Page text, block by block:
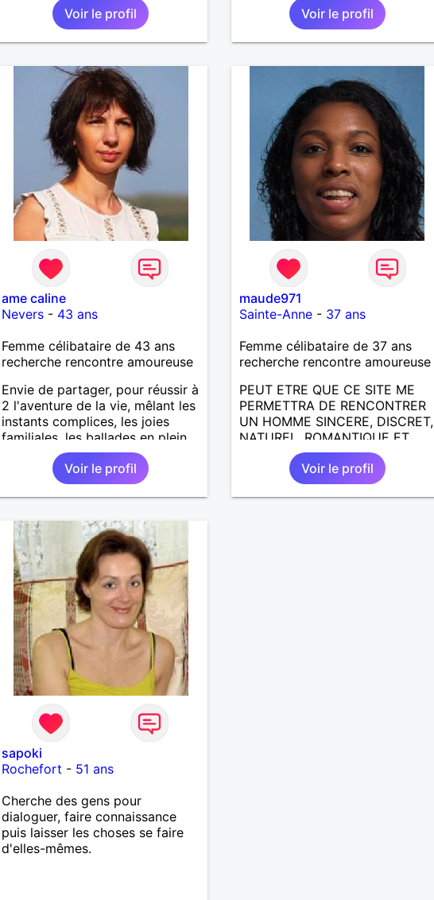
Voir le profil
aimer et aimer en retour.
Voir le profil
ame caline
Nevers- 43 ans
Femme célibataire de 43 ans
recherche rencontre amoureuse
Envie de partager, pour réussir à
2 l'aventure de la vie, mêlant les
instants complices, les joies
familiales, les ballades en plein
air, un feu de cheminée, un
moment de tendresse, une
pointe d'humour, une note de
générosité...
Voir le profil
maude971
Sainte-Anne- 37 ans
Femme célibataire de 37 ans
recherche rencontre amoureuse
PEUT ETRE QUE CE SITE ME
PERMETTRA DE RENCONTRER
UN HOMME SINCERE, DISCRET,
NATUREL, ROMANTIQUE ET
PASSIONNE POUR PARTAGER
ENSEMBLE LA VIE OU LE
RESPECT, LA CONFIANCE, LA
COMPLICITE ET L'AMOUR !!!!
Voir le profil
sapoki
Rochefort - 51 ans
Cherche des gens pour
dialoguer, faire connaissance
puis laisser les choses se faire
d'elles-mêmes.